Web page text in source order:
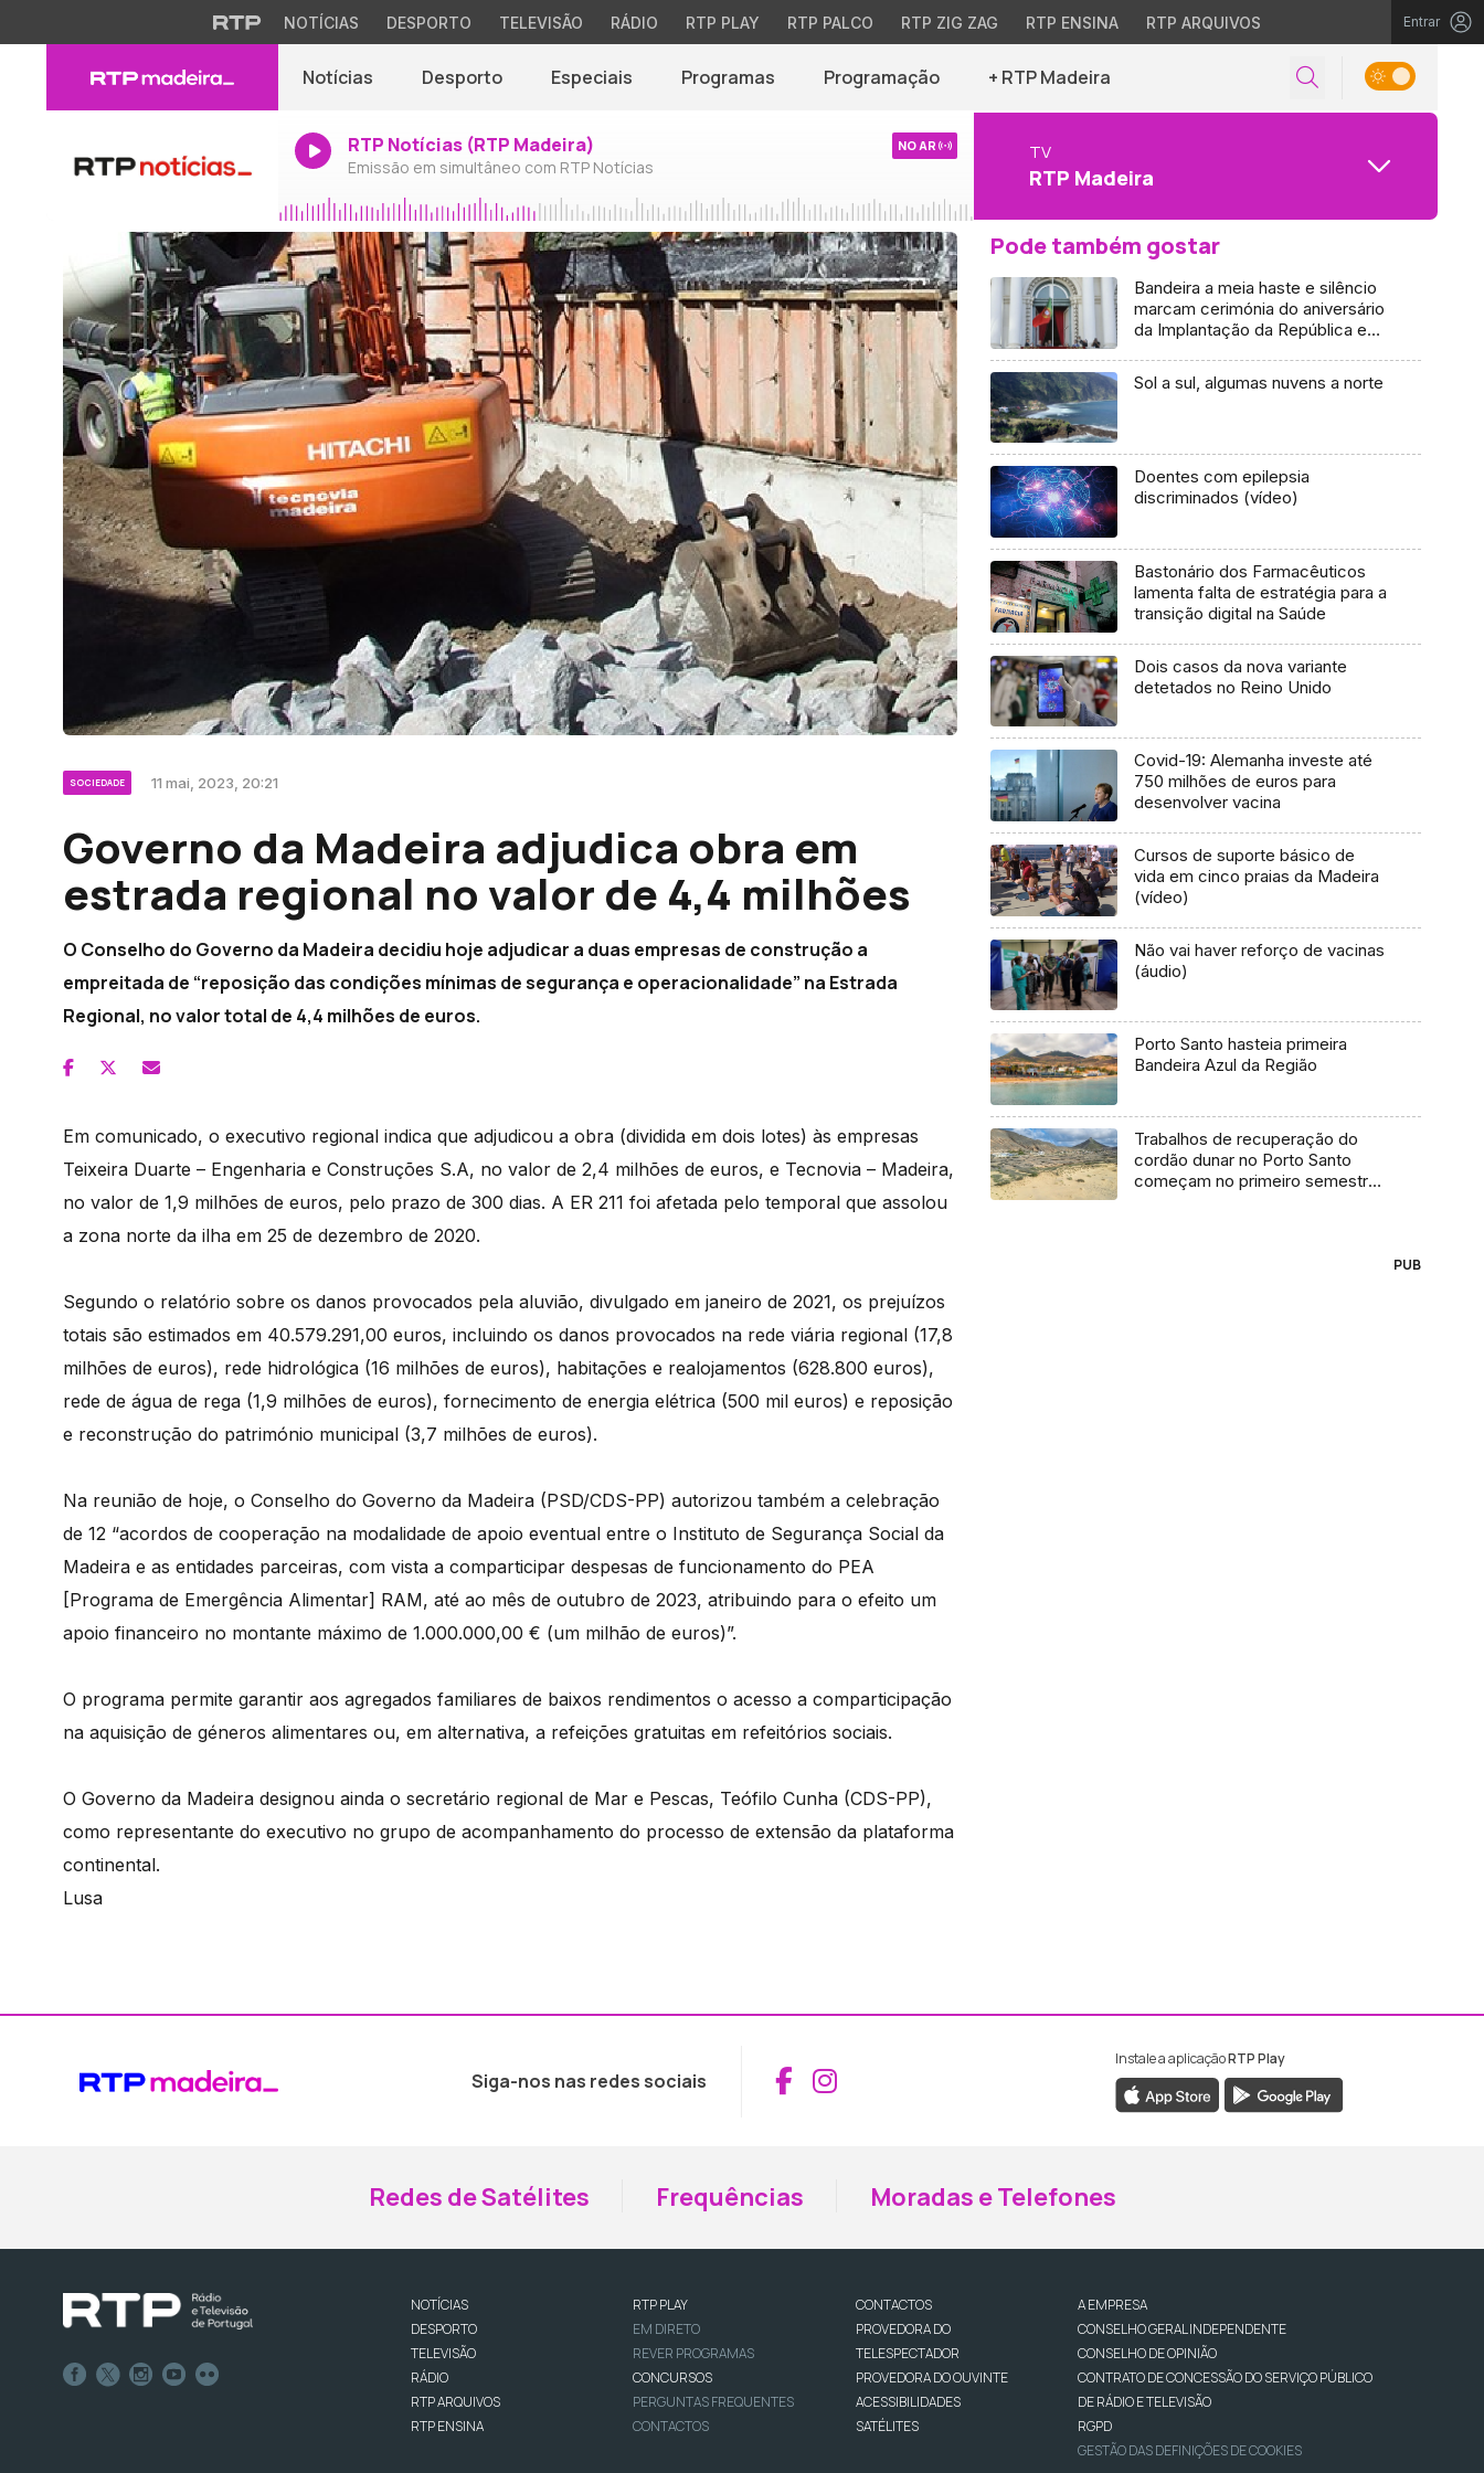
NOTÍCIAS DESPORTO TELEVISÃO RÁDIO RTP PLAY RTP PALCO RTP ZIG ZAG RTP ENSINA RTP ARQUIVOS Entrar
Notícias Desporto Especiais Programas Programação + RTP Madeira
RTP Notícias (RTP Madeira)
Emissão em simultâneo com RTP Notícias
NO AR TV
RTP Madeira
SOCIEDADE 11 mai, 2023, 20:21
Governo da Madeira adjudica obra em
estrada regional no valor de 4,4 milhões
O Conselho do Governo da Madeira decidiu hoje adjudicar a duas empresas de construção a
empreitada de “reposição das condições mínimas de segurança e operacionalidade” na Estrada
Regional, no valor total de 4,4 milhões de euros.
Em comunicado, o executivo regional indica que adjudicou a obra (dividida em dois lotes) às empresas
Teixeira Duarte – Engenharia e Construções S.A, no valor de 2,4 milhões de euros, e Tecnovia – Madeira,
no valor de 1,9 milhões de euros, pelo prazo de 300 dias. A ER 211 foi afetada pelo temporal que assolou
a zona norte da ilha em 25 de dezembro de 2020.
Segundo o relatório sobre os danos provocados pela aluvião, divulgado em janeiro de 2021, os prejuízos
totais são estimados em 40.579.291,00 euros, incluindo os danos provocados na rede viária regional (17,8
milhões de euros), rede hidrológica (16 milhões de euros), habitações e realojamentos (628.800 euros),
rede de água de rega (1,9 milhões de euros), fornecimento de energia elétrica (500 mil euros) e reposição
e reconstrução do património municipal (3,7 milhões de euros).
Na reunião de hoje, o Conselho do Governo da Madeira (PSD/CDS-PP) autorizou também a celebração
de 12 “acordos de cooperação na modalidade de apoio eventual entre o Instituto de Segurança Social da
Madeira e as entidades parceiras, com vista a comparticipar despesas de funcionamento do PEA
[Programa de Emergência Alimentar] RAM, até ao mês de outubro de 2023, atribuindo para o efeito um
apoio financeiro no montante máximo de 1.000.000,00 € (um milhão de euros)”.
O programa permite garantir aos agregados familiares de baixos rendimentos o acesso a comparticipação
na aquisição de géneros alimentares ou, em alternativa, a refeições gratuitas em refeitórios sociais.
O Governo da Madeira designou ainda o secretário regional de Mar e Pescas, Teófilo Cunha (CDS-PP),
como representante do executivo no grupo de acompanhamento do processo de extensão da plataforma
continental.
Lusa
Pode também gostar
Bandeira a meia haste e silêncio
marcam cerimónia do aniversário
da Implantação da República em
Sol a sul, algumas nuvens a norte
Doentes com epilepsia
discriminados (vídeo)
Bastonário dos Farmacêuticos
lamenta falta de estratégia para a
transição digital na Saúde
Dois casos da nova variante
detetados no Reino Unido
Covid-19: Alemanha investe até
750 milhões de euros para
desenvolver vacina
Cursos de suporte básico de
vida em cinco praias da Madeira
(vídeo)
Não vai haver reforço de vacinas
(áudio)
Porto Santo hasteia primeira
Bandeira Azul da Região
Trabalhos de recuperação do
cordão dunar no Porto Santo
começam no primeiro semestre
PUB
Siga-nos nas redes sociais Aceder ao Facebook da RTP Madeira
Aceder ao Instagram da RTP Madeira
Instale a aplicaçãoRTP Play
Redes de Satélites Frequências Moradas e Telefones
NOTÍCIAS
DESPORTO
TELEVISÃO
RÁDIO
RTP ARQUIVOS
RTP ENSINA
RTP PLAY
EM DIRETO
REVER PROGRAMAS
CONCURSOS
PERGUNTAS FREQUENTES
CONTACTOS
CONTACTOS
PROVEDORA DO
TELESPECTADOR
PROVEDORA DO OUVINTE
ACESSIBILIDADES
SATÉLITES
A EMPRESA
CONSELHO GERAL INDEPENDENTE
CONSELHO DE OPINIÃO
CONTRATO DE CONCESSÃO DO SERVIÇO PÚBLICO
DE RÁDIO E TELEVISÃO
RGPD
GESTÃO DAS DEFINIÇÕES DE COOKIES